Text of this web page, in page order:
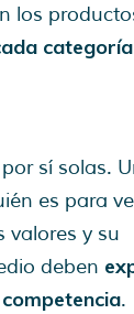
los
categoría
sí solas.
es para
valores y su
deben
.